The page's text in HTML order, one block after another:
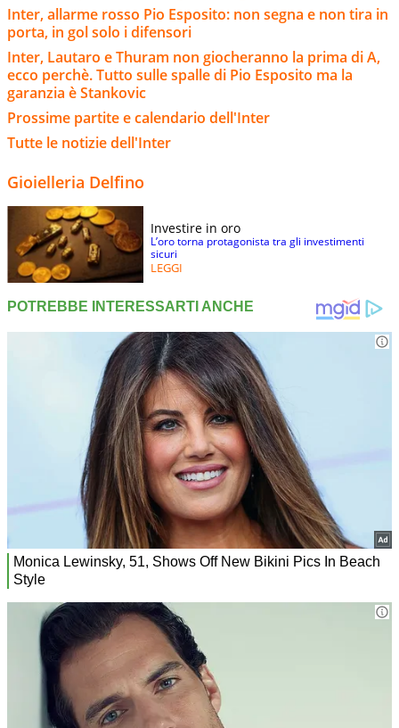
Inter, allarme rosso Pio Esposito: non segna e non tira in
porta, in gol solo i difensori
Inter, Lautaro e Thuram non giocheranno la prima di A,
ecco perchè. Tutto sulle spalle di Pio Esposito ma la
garanzia è Stankovic
Prossime partite e calendario dell'Inter
Tutte le notizie dell'Inter
Gioielleria Delfino
Investire in oro
L’oro torna protagonista tra gli investimenti
sicuri
LEGGI